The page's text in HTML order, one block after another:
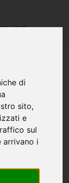
di
sito,
e
sul
arrivano i